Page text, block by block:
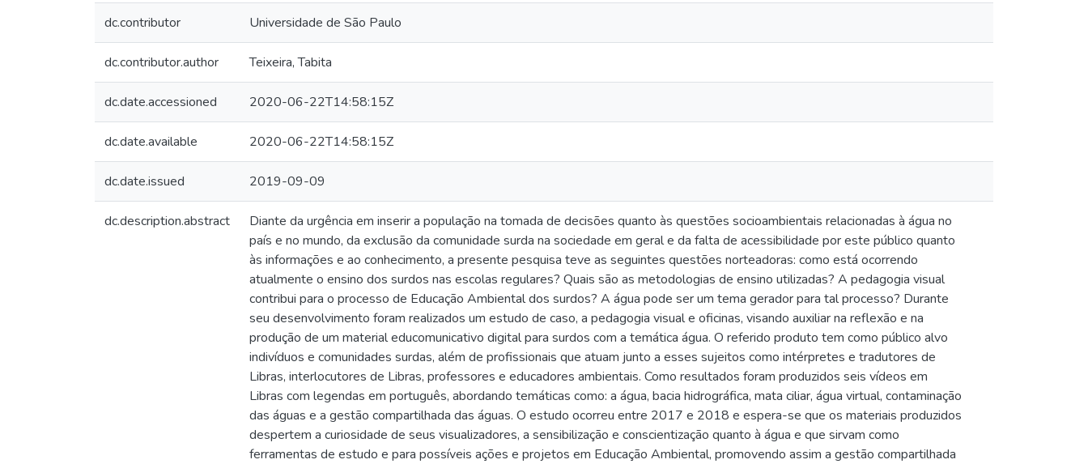
dc.contributor Universidade de São Paulo
dc.contributor.author Teixeira, Tabita
dc.date.accessioned 2020-06-22T14:58:15Z
dc.date.available 2020-06-22T14:58:15Z
dc.date.issued 2019-09-09
dc.description.abstract
Diante da urgência em inserir a população na tomada de decisões quanto às questões socioambientais relacionadas à água no
país e no mundo, da exclusão da comunidade surda na sociedade em geral e da falta de acessibilidade por este público quanto
às informações e ao conhecimento, a presente pesquisa teve as seguintes questões norteadoras: como está ocorrendo
atualmente o ensino dos surdos nas escolas regulares? Quais são as metodologias de ensino utilizadas? A pedagogia visual
contribui para o processo de Educação Ambiental dos surdos? A água pode ser um tema gerador para tal processo? Durante
seu desenvolvimento foram realizados um estudo de caso, a pedagogia visual e oficinas, visando auxiliar na reflexão e na
produção de um material educomunicativo digital para surdos com a temática água. O referido produto tem como público alvo
indivíduos e comunidades surdas, além de profissionais que atuam junto a esses sujeitos como intérpretes e tradutores de
Libras, interlocutores de Libras, professores e educadores ambientais. Como resultados foram produzidos seis vídeos em
Libras com legendas em português, abordando temáticas como: a água, bacia hidrográfica, mata ciliar, água virtual, contaminação
das águas e a gestão compartilhada das águas. O estudo ocorreu entre 2017 e 2018 e espera-se que os materiais produzidos
despertem a curiosidade de seus visualizadores, a sensibilização e conscientização quanto à água e que sirvam como
ferramentas de estudo e para possíveis ações e projetos em Educação Ambiental, promovendo assim a gestão compartilhada